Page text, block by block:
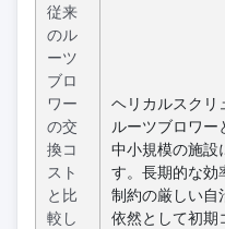
従来
のル
ーツ
ブロ
ワー
の交
換コ
スト
と比
較し
ヘリカルスクリ
ルーツブロワー
中小規模の施設
す。長期的な効
制約の厳しい自
依然として初期